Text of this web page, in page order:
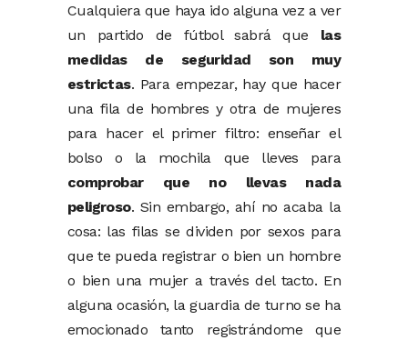
Cualquiera que haya ido alguna vez a ver
un partido de fútbol sabrá que las
medidas de seguridad son muy
estrictas. Para empezar, hay que hacer
una fila de hombres y otra de mujeres
para hacer el primer filtro: enseñar el
bolso o la mochila que lleves para
comprobar que no llevas nada
peligroso. Sin embargo, ahí no acaba la
cosa: las filas se dividen por sexos para
que te pueda registrar o bien un hombre
o bien una mujer a través del tacto. En
alguna ocasión, la guardia de turno se ha
emocionado tanto registrándome que